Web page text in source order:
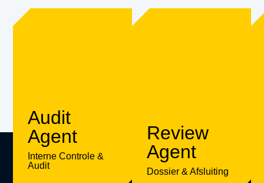
Audit
Agent
Interne Controle &
Audit
Review
Agent
Dossier & Afsluiting